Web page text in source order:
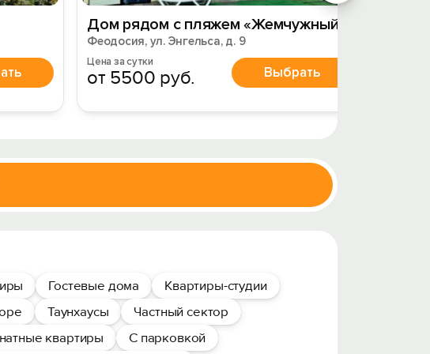
Дом рядом с пляжем «Жемчужный»
Феодосия, ул. Энгельса, д. 9
Цена за сутки
от 5500 руб. Выбрать
Гостевые дома
Квартиры-студии
Таунхаусы
Частный сектор
квартиры С парковкой